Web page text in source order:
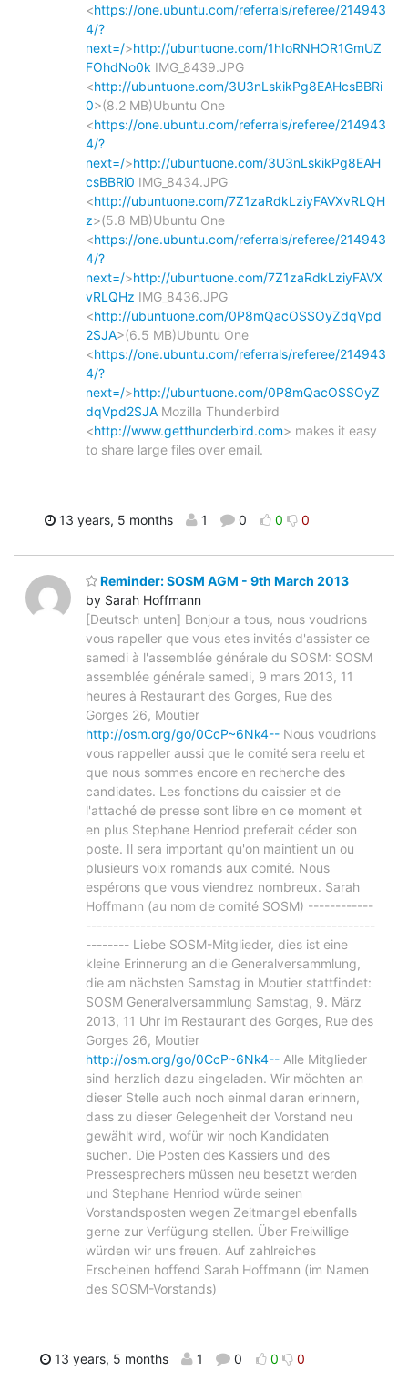
<https://one.ubuntu.com/referrals/referee/214943
4/?
next=/>http://ubuntuone.com/1hIoRNHOR1GmUZ
FOhdNo0k IMG_8439.JPG
<http://ubuntuone.com/3U3nLskikPg8EAHcsBBRi
0>(8.2 MB)Ubuntu One
<https://one.ubuntu.com/referrals/referee/214943
4/?
next=/>http://ubuntuone.com/3U3nLskikPg8EAH
csBBRi0 IMG_8434.JPG
<http://ubuntuone.com/7Z1zaRdkLziyFAVXvRLQH
z>(5.8 MB)Ubuntu One
<https://one.ubuntu.com/referrals/referee/214943
4/?
next=/>http://ubuntuone.com/7Z1zaRdkLziyFAVX
vRLQHz IMG_8436.JPG
<http://ubuntuone.com/0P8mQacOSSOyZdqVpd
2SJA>(6.5 MB)Ubuntu One
<https://one.ubuntu.com/referrals/referee/214943
4/?
next=/>http://ubuntuone.com/0P8mQacOSSOyZ
dqVpd2SJA Mozilla Thunderbird
<http://www.getthunderbird.com> makes it easy
to share large files over email.
13 years, 5 months 1 0 0 0
Reminder: SOSM AGM - 9th March 2013
by Sarah Hoffmann
[Deutsch unten] Bonjour a tous, nous voudrions
vous rapeller que vous etes invités d'assister ce
samedi à l'assemblée générale du SOSM: SOSM
assemblée générale samedi, 9 mars 2013, 11
heures à Restaurant des Gorges, Rue des
Gorges 26, Moutier
http://osm.org/go/0CcP~6Nk4-- Nous voudrions
vous rappeller aussi que le comité sera reelu et
que nous sommes encore en recherche des
candidates. Les fonctions du caissier et de
l'attaché de presse sont libre en ce moment et
en plus Stephane Henriod preferait céder son
poste. Il sera important qu'on maintient un ou
plusieurs voix romands aux comité. Nous
espérons que vous viendrez nombreux. Sarah
Hoffmann (au nom de comité SOSM) ------------
-----------------------------------------------------
-------- Liebe SOSM-Mitglieder, dies ist eine
kleine Erinnerung an die Generalversammlung,
die am nächsten Samstag in Moutier stattfindet:
SOSM Generalversammlung Samstag, 9. März
2013, 11 Uhr im Restaurant des Gorges, Rue des
Gorges 26, Moutier
http://osm.org/go/0CcP~6Nk4-- Alle Mitglieder
sind herzlich dazu eingeladen. Wir möchten an
dieser Stelle auch noch einmal daran erinnern,
dass zu dieser Gelegenheit der Vorstand neu
gewählt wird, wofür wir noch Kandidaten
suchen. Die Posten des Kassiers und des
Pressesprechers müssen neu besetzt werden
und Stephane Henriod würde seinen
Vorstandsposten wegen Zeitmangel ebenfalls
gerne zur Verfügung stellen. Über Freiwillige
würden wir uns freuen. Auf zahlreiches
Erscheinen hoffend Sarah Hoffmann (im Namen
des SOSM-Vorstands)
13 years, 5 months 1 0 0 0